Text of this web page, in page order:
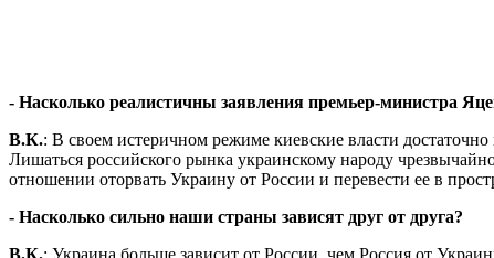
- Насколько реалистичны заявления премьер-министра
В.К.: В своем истеричном режиме киевские власти
Лишаться российского рынка украинскому народу
отношении оторвать Украину от России и перевести ее в
- Насколько сильно наши страны зависят друг от друга?